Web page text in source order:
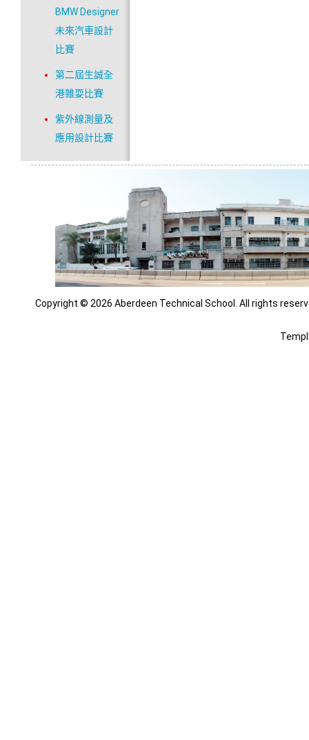
BMW Designer
未來汽車設計
比賽
第二屆生誠全
港雜耍比賽
紫外線測量及
應用設計比賽
Copyright © 2026 Aberdeen Technical School. All rights